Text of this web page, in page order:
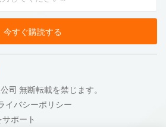
司 無断転載を禁じます。
イバシーポリシー
ポート